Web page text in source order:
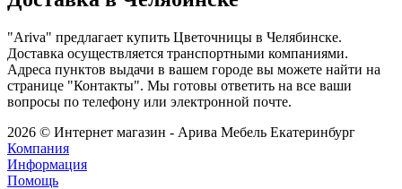
"Ariva" предлагает купить Цветочницы в Челябинске.
Доставка осуществляется транспортными компаниями.
Адреса пунктов выдачи в вашем городе вы можете найти на
странице "Контакты". Мы готовы ответить на все ваши
вопросы по телефону или электронной почте.
2026 © Интернет магазин - Арива Мебель Екатеринбург
Компания
Информация
Помощь